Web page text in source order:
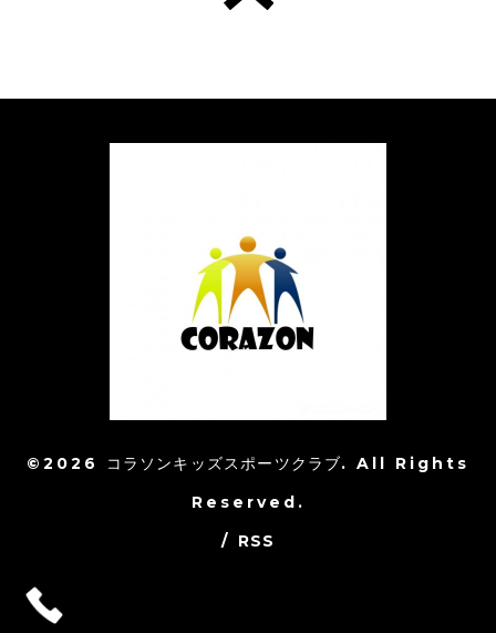
©2026 コラソンキッズスポーツクラブ. All Rights
Reserved.
/ RSS